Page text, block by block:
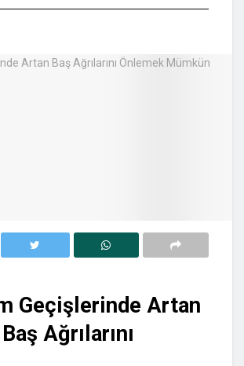
Geçişlerinde Artan
Baş Ağrılarını